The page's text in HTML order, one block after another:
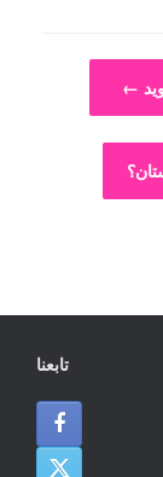
Post navigation
←
تابعنا